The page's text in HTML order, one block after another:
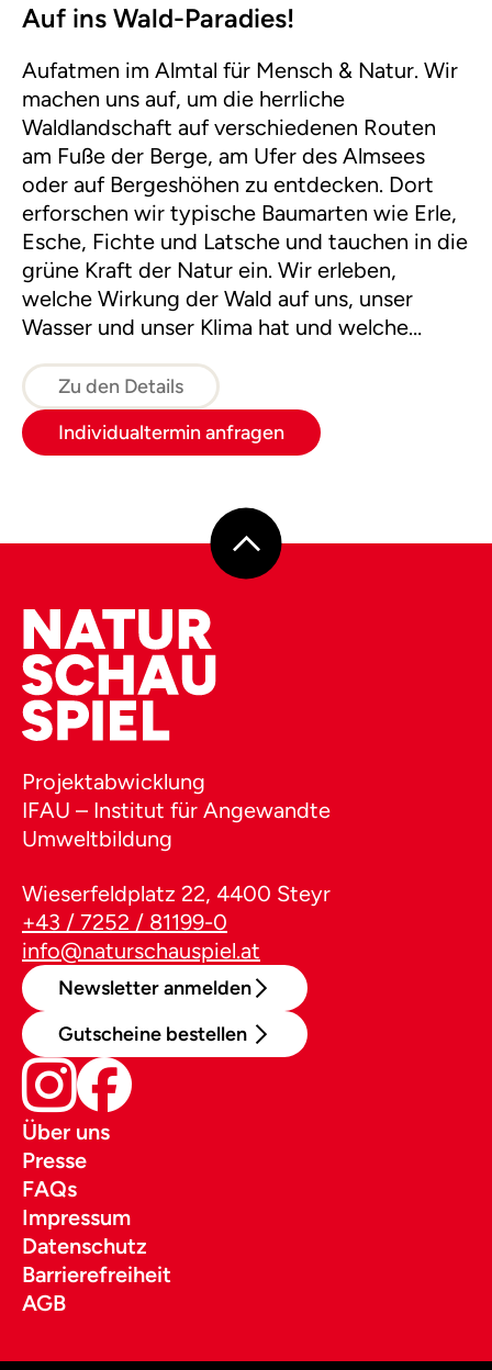
Auf ins Wald-Paradies!
Aufatmen im Almtal für Mensch & Natur. Wir
machen uns auf, um die herrliche
Waldlandschaft auf verschiedenen Routen
am Fuße der Berge, am Ufer des Almsees
oder auf Bergeshöhen zu entdecken. Dort
erforschen wir typische Baumarten wie Erle,
Esche, Fichte und Latsche und tauchen in die
grüne Kraft der Natur ein. Wir erleben,
welche Wirkung der Wald auf uns, unser
Wasser und unser Klima hat und welche
paradiesische Zustände vorfinden.
Zu den Details
Individualtermin anfragen
Projektabwicklung
IFAU – Institut für Angewandte
Umweltbildung
Wieserfeldplatz 22, 4400 Steyr
+43 / 7252 / 81199-0
info@naturschauspiel.at
Newsletter anmelden
Gutscheine bestellen
Über uns
Presse
FAQs
Impressum
Datenschutz
Barrierefreiheit
AGB